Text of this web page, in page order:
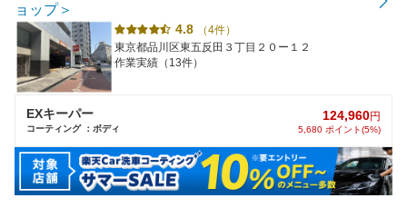
ョップ＞
4.8
（4件）
東京都品川区東五反田３丁目２０ー１２
作業実績（13件）
EXキーパー
コーティング ：ボディ
124,960円
5,680 ポイント(5%)